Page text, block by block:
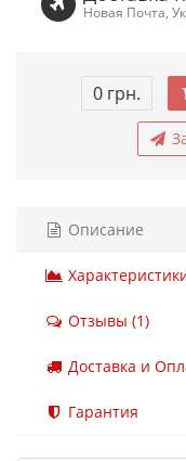
Новая Почта,
0 грн.
Описание
Отзывы (1)
Доставка и
Гарантия